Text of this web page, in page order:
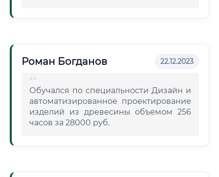
Роман Богданов 22.12.2023
Обучался по специальности Дизайн и
автоматизированное проектирование
изделий из древесины объемом 256
часов за 28000 руб.